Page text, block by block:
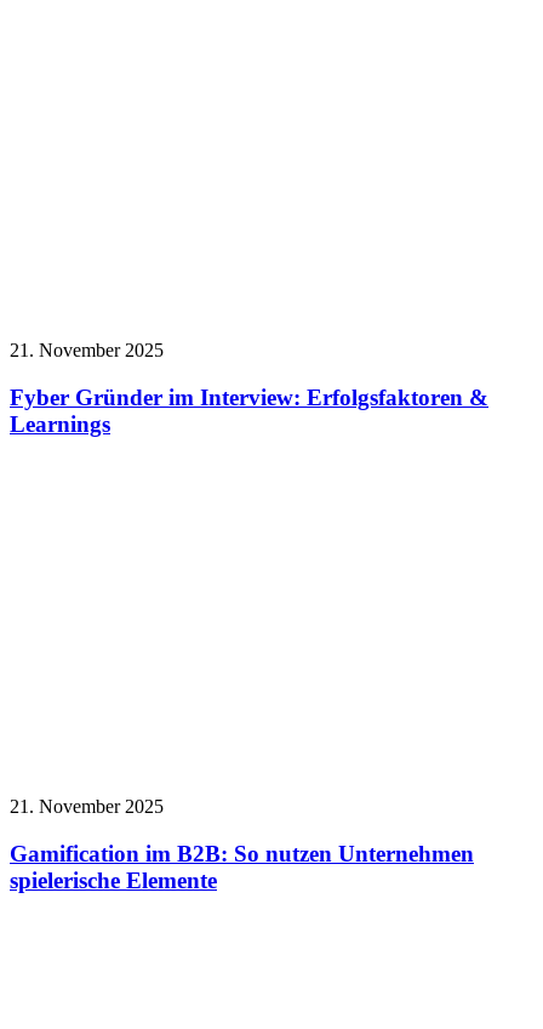
21. November 2025
Fyber Gründer im Interview: Erfolgsfaktoren &
Learnings
21. November 2025
Gamification im B2B: So nutzen Unternehmen
spielerische Elemente